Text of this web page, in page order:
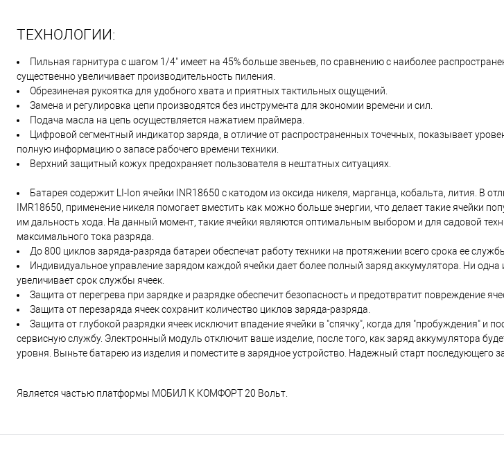
ТЕХНОЛОГИИ:
Пильная гарнитура с шагом 1/4" имеет на 45% больше звеньев, по сравнению с наиболее
существенно увеличивает производительность пиления.
Обрезиненая рукоятка для удобного хвата и приятных тактильных ощущений.
Замена и регулировка цепи производятся без инструмента для экономии времени и сил.
Подача масла на цепь осуществляется нажатием праймера.
Цифровой сегментный индикатор заряда, в отличие от распространенных точечных, показывает
полную информацию о запасе рабочего времени техники.
Верхний защитный кожух предохраняет пользователя в нештатных ситуациях.
Батарея содержит LI-Ion ячейки INR18650 с катодом из оксида никеля, марганца, кобальта, лития. В
IMR18650, применение никеля помогает вместить как можно больше энергии, что делает такие ячейки
им дальность хода. На данный момент, такие ячейки являются оптимальным выбором и для садовой
максимального тока разряда.
До 800 циклов заряда-разряда батареи обеспечат работу техники на протяжении всего срока ее
Индивидуальное управление зарядом каждой ячейки дает более полный заряд аккумулятора. Ни одна
увеличивает срок службы ячеек.
Защита от перегрева при зарядке и разрядке обеспечит безопасность и предотвратит повреждение
Защита от перезаряда ячеек сохранит количество циклов заряда-разряда.
Защита от глубокой разрядки ячеек исключит впадение ячейки в "спячку", когда для "пробуждения" и
сервисную службу. Электронный модуль отключит ваше изделие, после того, как заряд аккумулятора
уровня. Выньте батарею из изделия и поместите в зарядное устройство. Надежный старт последующего
Является частью платформы МОБИЛ К КОМФОРТ 20 Вольт.